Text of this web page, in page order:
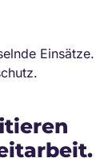
Einsätze.